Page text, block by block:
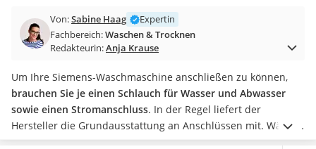
Eierkocher
AEG-Waschmaschine
Handstaubsauger
Milchaufschäumer
Kondenstrockner
Reiskocher
Heißwasserspender
Von:Sabine Haag
Expertin
Fachbereich:Waschen & Trocknen
Redakteurin:Anja Krause
Um Ihre Siemens-Waschmaschine anschließen zu können,
brauchen Sie je einen Schlauch für Wasser und Abwasser
sowie einen Stromanschluss. In der Regel liefert der
Hersteller die Grundausstattung an Anschlüssen mit. Wählen
Sie jetzt eine Siemens-Waschmaschine mit 9 kg aus unserer